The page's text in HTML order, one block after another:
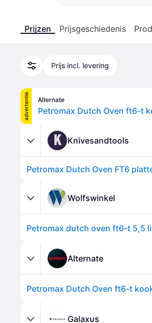
Prijzen Prijsgeschiedenis
Prijs incl. levering
advertentie Alternate
Petromax Dutch Oven ft6-t
K Knivesandtools
Petromax Dutch Oven FT6
Wolfswinkel
Petromax dutch oven ft6-t 5,5
Alternate
Petromax Dutch Oven ft6-t
Galaxus